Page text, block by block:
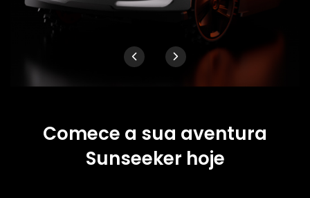
Comece a sua aventura
Sunseeker hoje